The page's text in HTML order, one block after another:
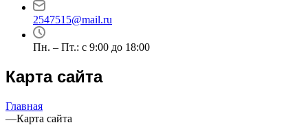
2547515@mail.ru
Пн. – Пт.: с 9:00 до 18:00
Карта сайта
Главная
—Карта сайта